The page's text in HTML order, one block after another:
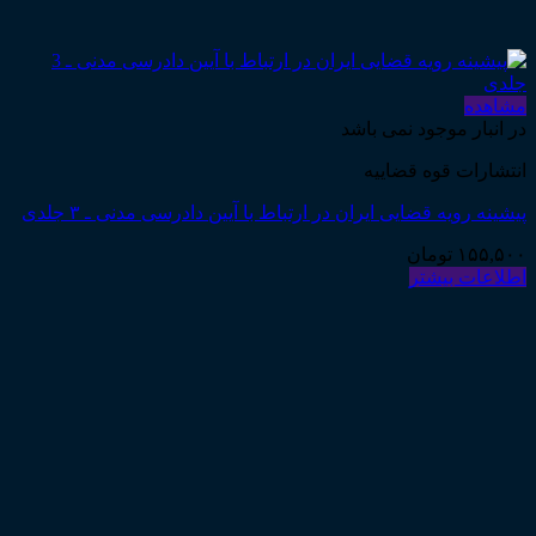
مشاهده
در انبار موجود نمی باشد
انتشارات قوه قضاییه
پیشینه رویه قضایی ایران در ارتباط با آیین دادرسی مدنی ـ ۳ جلدی
۱۵۵,۵۰۰ تومان
اطلاعات بیشتر